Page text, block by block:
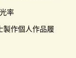
率
製作個人作品履